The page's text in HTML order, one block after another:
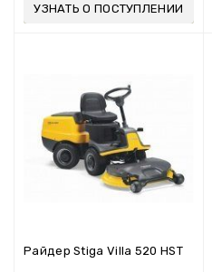
УЗНАТЬ О ПОСТУПЛЕНИИ
Райдер Stiga Villa 520 HST